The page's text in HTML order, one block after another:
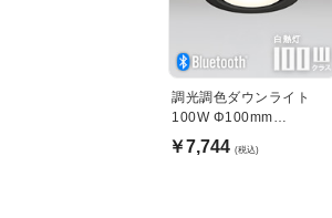
調光調色ダウンライト
100W Φ100mm
Bluetooth｜ブラック
￥7,744 (税込)